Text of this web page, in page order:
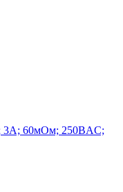
3А; 60мОм; 250ВAC;